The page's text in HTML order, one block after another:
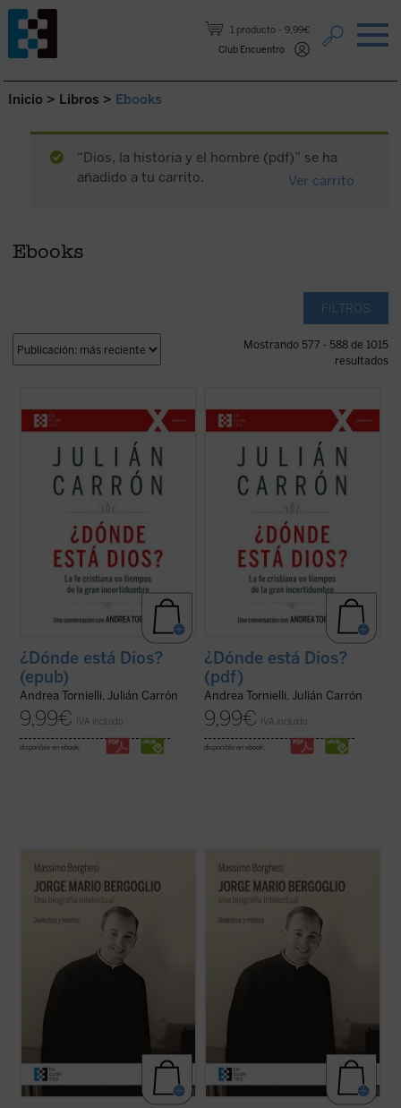
1 producto
9,99€
Club Encuentro
Saltar al contenido.
Inicio > Libros > Ebooks
“Dios, la historia y el hombre (pdf)” se ha
añadido a tu carrito.
Ver carrito
Ebooks
FILTROS
Mostrando 577 - 588 de 1015
resultados
vaticanista Andrea Tornielli, Julián Carrón -
-responsable de Comunión y Liberación
y otras muchas cuestiones sobre el núcleo
(ver ficha)
¿Dónde está Dios?
(epub)
Andrea Tornielli, Julián Carrón
9,99€ IVA incluido
disponible en ebook:
vaticanista Andrea Tornielli, Julián Carrón -
-responsable de Comunión y Liberación
y otras muchas cuestiones sobre el núcleo
(ver ficha)
¿Dónde está Dios?
(pdf)
Andrea Tornielli, Julián Carrón
9,99€ IVA incluido
disponible en ebook:
Se presenta por primera vez al lector una
exposición y un análisis detallado de la
formación intelectual de Jorge Mario
Bergoglio, lo que permite comprender la
mirada amplia y de carácter poliédrico que
marca el actual pontificado del papa ...
Se presenta por primera vez al lector una
exposición y un análisis detallado de la
formación intelectual de Jorge Mario
Bergoglio, lo que permite comprender la
mirada amplia y de carácter poliédrico que
marca el actual pontificado del papa ...